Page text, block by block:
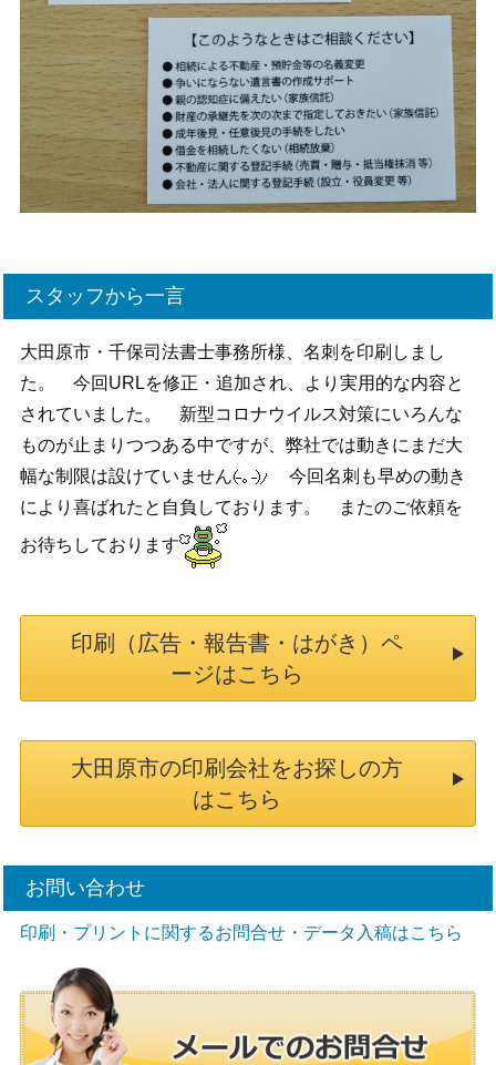
スタッフから一言
大田原市・千保司法書士事務所様、名刺を印刷しまし
た。 今回URLを修正・追加され、より実用的な内容と
されていました。 新型コロナウイルス対策にいろんな
ものが止まりつつある中ですが、弊社では動きにまだ大
幅な制限は設けていません
今回名刺も早めの動き
により喜ばれたと自負しております。 またのご依頼を
お待ちしております
印刷（広告・報告書・はがき）ペ
ージはこちら
大田原市の印刷会社をお探しの方
はこちら
お問い合わせ
印刷・プリントに関するお問合せ・データ入稿はこちら